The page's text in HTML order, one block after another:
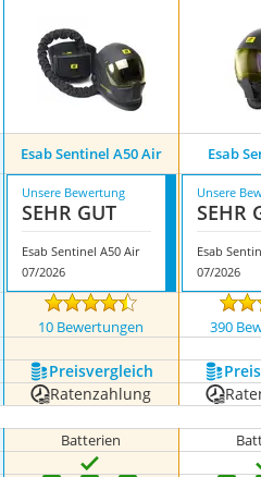
Esab Sentinel A50 Air Esab
Unsere Bewertung
SEHR GUT
Esab Sentinel A50 Air
07/2026
Unsere
SEHR
Esab
07/2026
10 Bewertungen 390
Preis­vergleich
Ratenzahlung
Batterien